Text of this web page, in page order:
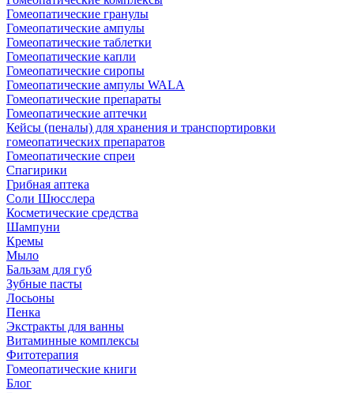
Гомеопатические гранулы
Гомеопатические ампулы
Гомеопатические таблетки
Гомеопатические капли
Гомеопатические сиропы
Гомеопатические ампулы WALA
Гомеопатические препараты
Гомеопатические аптечки
Кейсы (пеналы) для хранения и транспортировки
гомеопатических препаратов
Гомеопатические спреи
Спагирики
Грибная аптека
Соли Шюсслера
Косметические средства
Шампуни
Кремы
Мыло
Бальзам для губ
Зубные пасты
Лосьоны
Пенка
Экстракты для ванны
Витаминные комплексы
Фитотерапия
Гомеопатические книги
Блог